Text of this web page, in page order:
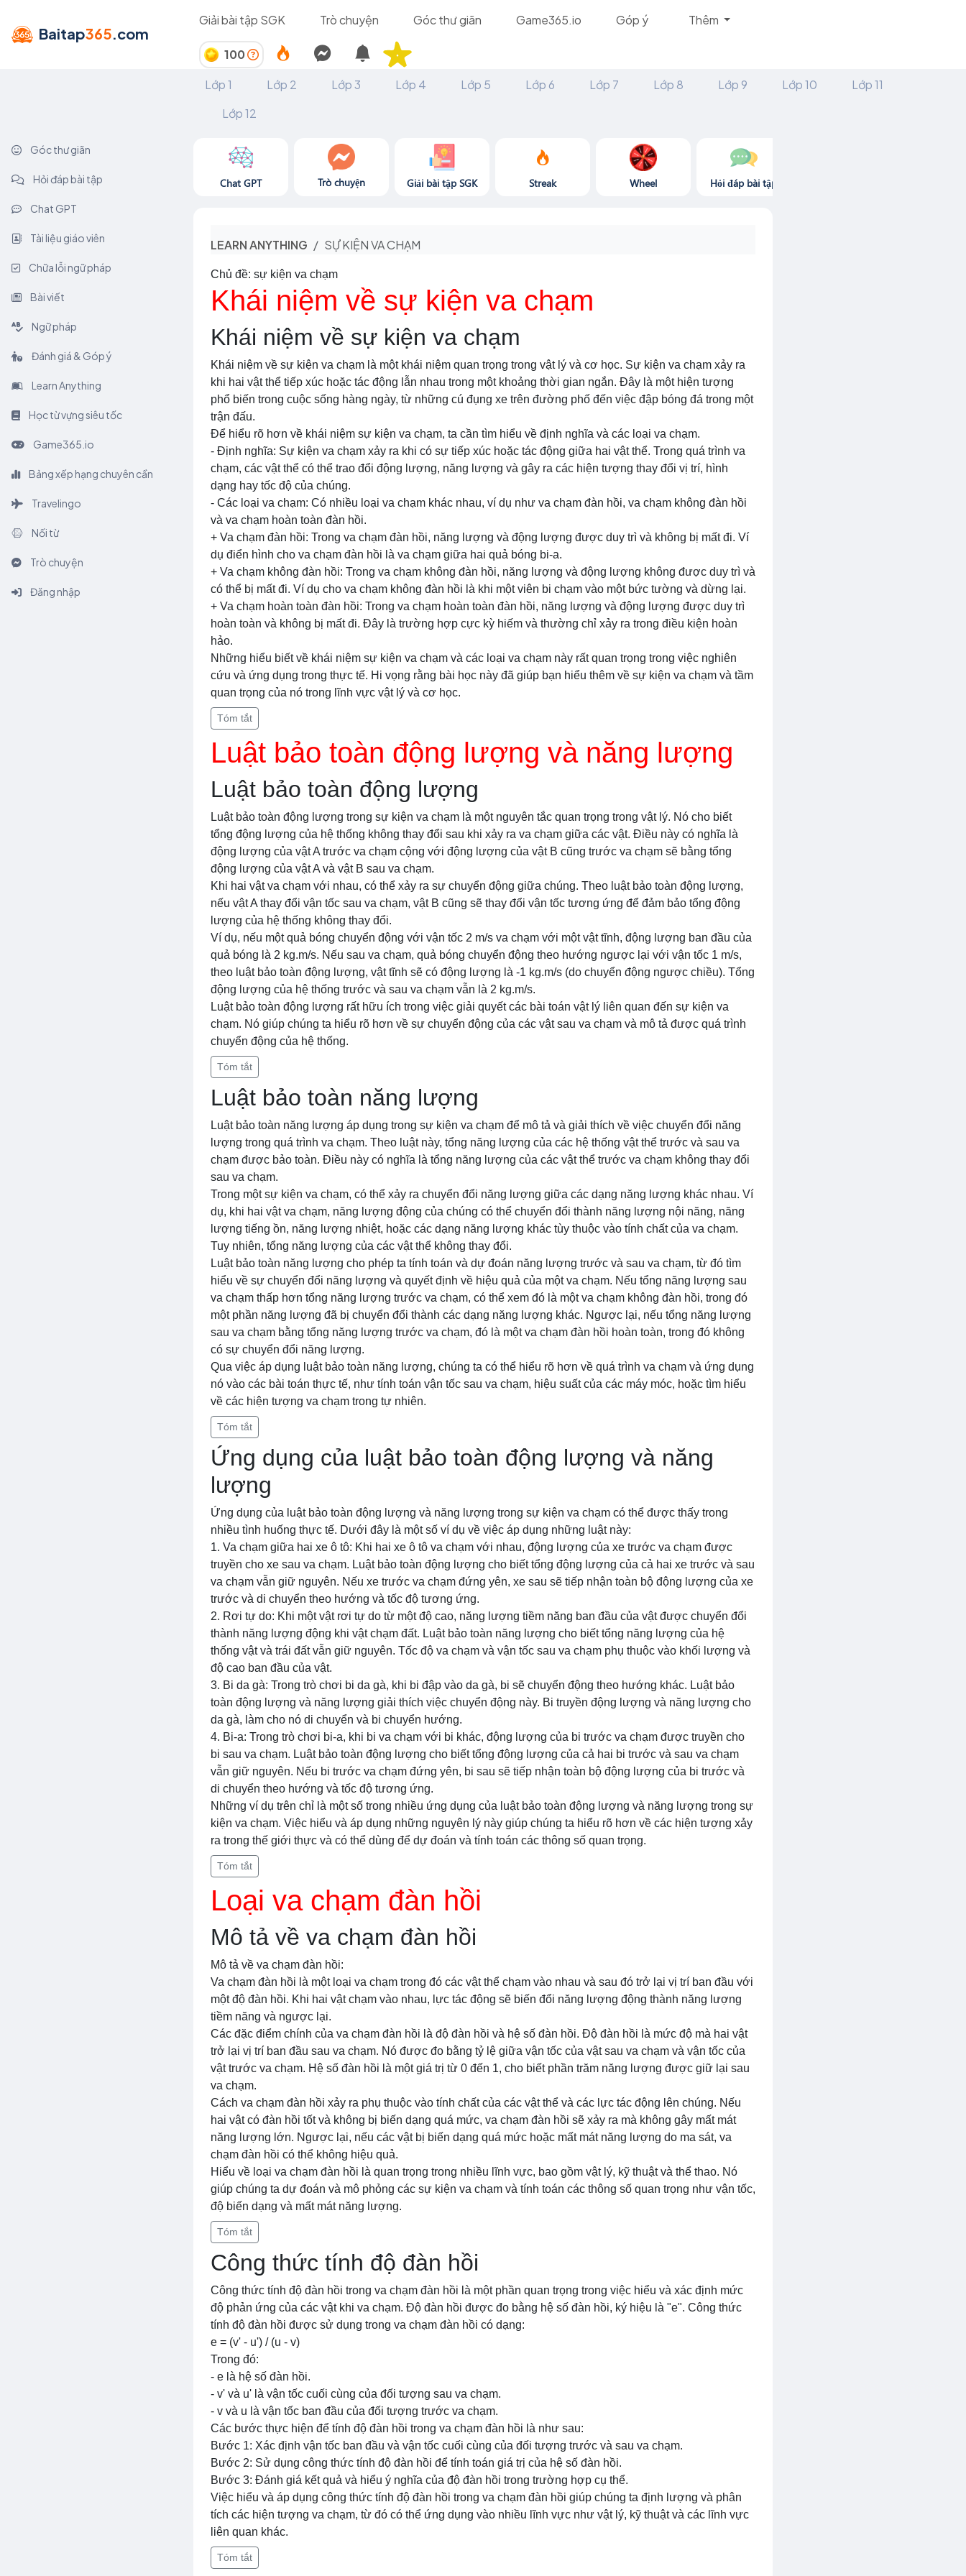
Baitap365.com
Giải bài tập SGK Trò chuyện Góc thư giãn Game365.io Góp ý Thêm
100
Lớp 1
Lớp 2 Lớp 3 Lớp 4 Lớp 5 Lớp 6 Lớp 7 Lớp 8 Lớp 9 Lớp 10
Lớp 11
Lớp 12
Góc thư giãn
Hỏi đáp bài tập
Chat GPT
Tài liệu giáo viên
Chữa lỗi ngữ pháp
Bài viết
Ngữ pháp
Đánh giá & Góp ý
Learn Anything
Học từ vựng siêu tốc
Game365.io
Bảng xếp hạng chuyên cần
Travelingo
Nối từ
Trò chuyện
Đăng nhập
Chat GPT Trò chuyện Giải bài tập SGK Streak Wheel Hỏi đáp bài tập
LEARN ANYTHING SỰ KIỆN VA CHẠM
Chủ đề: sự kiện va chạm
Khái niệm về sự kiện va chạm
Khái niệm về sự kiện va chạm
Khái niệm về sự kiện va chạm là một khái niệm quan trọng trong vật lý và cơ học. Sự kiện va chạm xảy ra
khi hai vật thể tiếp xúc hoặc tác động lẫn nhau trong một khoảng thời gian ngắn. Đây là một hiện tượng
phổ biến trong cuộc sống hàng ngày, từ những cú đụng xe trên đường phố đến việc đập bóng đá trong một
trận đấu.
Để hiểu rõ hơn về khái niệm sự kiện va chạm, ta cần tìm hiểu về định nghĩa và các loại va chạm.
- Định nghĩa: Sự kiện va chạm xảy ra khi có sự tiếp xúc hoặc tác động giữa hai vật thể. Trong quá trình va
chạm, các vật thể có thể trao đổi động lượng, năng lượng và gây ra các hiện tượng thay đổi vị trí, hình
dạng hay tốc độ của chúng.
- Các loại va chạm: Có nhiều loại va chạm khác nhau, ví dụ như va chạm đàn hồi, va chạm không đàn hồi
và va chạm hoàn toàn đàn hồi.
+ Va chạm đàn hồi: Trong va chạm đàn hồi, năng lượng và động lượng được duy trì và không bị mất đi. Ví
dụ điển hình cho va chạm đàn hồi là va chạm giữa hai quả bóng bi-a.
+ Va chạm không đàn hồi: Trong va chạm không đàn hồi, năng lượng và động lượng không được duy trì và
có thể bị mất đi. Ví dụ cho va chạm không đàn hồi là khi một viên bi chạm vào một bức tường và dừng lại.
+ Va chạm hoàn toàn đàn hồi: Trong va chạm hoàn toàn đàn hồi, năng lượng và động lượng được duy trì
hoàn toàn và không bị mất đi. Đây là trường hợp cực kỳ hiếm và thường chỉ xảy ra trong điều kiện hoàn
hảo.
Những hiểu biết về khái niệm sự kiện va chạm và các loại va chạm này rất quan trọng trong việc nghiên
cứu và ứng dụng trong thực tế. Hi vọng rằng bài học này đã giúp bạn hiểu thêm về sự kiện va chạm và tầm
quan trọng của nó trong lĩnh vực vật lý và cơ học.
Tóm tắt
Luật bảo toàn động lượng và năng lượng
Luật bảo toàn động lượng
Luật bảo toàn động lượng trong sự kiện va chạm là một nguyên tắc quan trọng trong vật lý. Nó cho biết
tổng động lượng của hệ thống không thay đổi sau khi xảy ra va chạm giữa các vật. Điều này có nghĩa là
động lượng của vật A trước va chạm cộng với động lượng của vật B cũng trước va chạm sẽ bằng tổng
động lượng của vật A và vật B sau va chạm.
Khi hai vật va chạm với nhau, có thể xảy ra sự chuyển động giữa chúng. Theo luật bảo toàn động lượng,
nếu vật A thay đổi vận tốc sau va chạm, vật B cũng sẽ thay đổi vận tốc tương ứng để đảm bảo tổng động
lượng của hệ thống không thay đổi.
Ví dụ, nếu một quả bóng chuyển động với vận tốc 2 m/s va chạm với một vật tĩnh, động lượng ban đầu của
quả bóng là 2 kg.m/s. Nếu sau va chạm, quả bóng chuyển động theo hướng ngược lại với vận tốc 1 m/s,
theo luật bảo toàn động lượng, vật tĩnh sẽ có động lượng là -1 kg.m/s (do chuyển động ngược chiều). Tổng
động lượng của hệ thống trước và sau va chạm vẫn là 2 kg.m/s.
Luật bảo toàn động lượng rất hữu ích trong việc giải quyết các bài toán vật lý liên quan đến sự kiện va
chạm. Nó giúp chúng ta hiểu rõ hơn về sự chuyển động của các vật sau va chạm và mô tả được quá trình
chuyển động của hệ thống.
Tóm tắt
Luật bảo toàn năng lượng
Luật bảo toàn năng lượng áp dụng trong sự kiện va chạm để mô tả và giải thích về việc chuyển đổi năng
lượng trong quá trình va chạm. Theo luật này, tổng năng lượng của các hệ thống vật thể trước và sau va
chạm được bảo toàn. Điều này có nghĩa là tổng năng lượng của các vật thể trước va chạm không thay đổi
sau va chạm.
Trong một sự kiện va chạm, có thể xảy ra chuyển đổi năng lượng giữa các dạng năng lượng khác nhau. Ví
dụ, khi hai vật va chạm, năng lượng động của chúng có thể chuyển đổi thành năng lượng nội năng, năng
lượng tiếng ồn, năng lượng nhiệt, hoặc các dạng năng lượng khác tùy thuộc vào tính chất của va chạm.
Tuy nhiên, tổng năng lượng của các vật thể không thay đổi.
Luật bảo toàn năng lượng cho phép ta tính toán và dự đoán năng lượng trước và sau va chạm, từ đó tìm
hiểu về sự chuyển đổi năng lượng và quyết định về hiệu quả của một va chạm. Nếu tổng năng lượng sau
va chạm thấp hơn tổng năng lượng trước va chạm, có thể xem đó là một va chạm không đàn hồi, trong đó
một phần năng lượng đã bị chuyển đổi thành các dạng năng lượng khác. Ngược lại, nếu tổng năng lượng
sau va chạm bằng tổng năng lượng trước va chạm, đó là một va chạm đàn hồi hoàn toàn, trong đó không
có sự chuyển đổi năng lượng.
Qua việc áp dụng luật bảo toàn năng lượng, chúng ta có thể hiểu rõ hơn về quá trình va chạm và ứng dụng
nó vào các bài toán thực tế, như tính toán vận tốc sau va chạm, hiệu suất của các máy móc, hoặc tìm hiểu
về các hiện tượng va chạm trong tự nhiên.
Tóm tắt
Ứng dụng của luật bảo toàn động lượng và năng
lượng
Ứng dụng của luật bảo toàn động lượng và năng lượng trong sự kiện va chạm có thể được thấy trong
nhiều tình huống thực tế. Dưới đây là một số ví dụ về việc áp dụng những luật này:
1. Va chạm giữa hai xe ô tô: Khi hai xe ô tô va chạm với nhau, động lượng của xe trước va chạm được
truyền cho xe sau va chạm. Luật bảo toàn động lượng cho biết tổng động lượng của cả hai xe trước và sau
va chạm vẫn giữ nguyên. Nếu xe trước va chạm đứng yên, xe sau sẽ tiếp nhận toàn bộ động lượng của xe
trước và di chuyển theo hướng và tốc độ tương ứng.
2. Rơi tự do: Khi một vật rơi tự do từ một độ cao, năng lượng tiềm năng ban đầu của vật được chuyển đổi
thành năng lượng động khi vật chạm đất. Luật bảo toàn năng lượng cho biết tổng năng lượng của hệ
thống vật và trái đất vẫn giữ nguyên. Tốc độ va chạm và vận tốc sau va chạm phụ thuộc vào khối lượng và
độ cao ban đầu của vật.
3. Bi da gà: Trong trò chơi bi da gà, khi bi đập vào da gà, bi sẽ chuyển động theo hướng khác. Luật bảo
toàn động lượng và năng lượng giải thích việc chuyển động này. Bi truyền động lượng và năng lượng cho
da gà, làm cho nó di chuyển và bi chuyển hướng.
4. Bi-a: Trong trò chơi bi-a, khi bi va chạm với bi khác, động lượng của bi trước va chạm được truyền cho
bi sau va chạm. Luật bảo toàn động lượng cho biết tổng động lượng của cả hai bi trước và sau va chạm
vẫn giữ nguyên. Nếu bi trước va chạm đứng yên, bi sau sẽ tiếp nhận toàn bộ động lượng của bi trước và
di chuyển theo hướng và tốc độ tương ứng.
Những ví dụ trên chỉ là một số trong nhiều ứng dụng của luật bảo toàn động lượng và năng lượng trong sự
kiện va chạm. Việc hiểu và áp dụng những nguyên lý này giúp chúng ta hiểu rõ hơn về các hiện tượng xảy
ra trong thế giới thực và có thể dùng để dự đoán và tính toán các thông số quan trọng.
Tóm tắt
Loại va chạm đàn hồi
Mô tả về va chạm đàn hồi
Mô tả về va chạm đàn hồi:
Va chạm đàn hồi là một loại va chạm trong đó các vật thể chạm vào nhau và sau đó trở lại vị trí ban đầu với
một độ đàn hồi. Khi hai vật chạm vào nhau, lực tác động sẽ biến đổi năng lượng động thành năng lượng
tiềm năng và ngược lại.
Các đặc điểm chính của va chạm đàn hồi là độ đàn hồi và hệ số đàn hồi. Độ đàn hồi là mức độ mà hai vật
trở lại vị trí ban đầu sau va chạm. Nó được đo bằng tỷ lệ giữa vận tốc của vật sau va chạm và vận tốc của
vật trước va chạm. Hệ số đàn hồi là một giá trị từ 0 đến 1, cho biết phần trăm năng lượng được giữ lại sau
va chạm.
Cách va chạm đàn hồi xảy ra phụ thuộc vào tính chất của các vật thể và các lực tác động lên chúng. Nếu
hai vật có đàn hồi tốt và không bị biến dạng quá mức, va chạm đàn hồi sẽ xảy ra mà không gây mất mát
năng lượng lớn. Ngược lại, nếu các vật bị biến dạng quá mức hoặc mất mát năng lượng do ma sát, va
chạm đàn hồi có thể không hiệu quả.
Hiểu về loại va chạm đàn hồi là quan trọng trong nhiều lĩnh vực, bao gồm vật lý, kỹ thuật và thể thao. Nó
giúp chúng ta dự đoán và mô phỏng các sự kiện va chạm và tính toán các thông số quan trọng như vận tốc,
độ biến dạng và mất mát năng lượng.
Tóm tắt
Công thức tính độ đàn hồi
Công thức tính độ đàn hồi trong va chạm đàn hồi là một phần quan trọng trong việc hiểu và xác định mức
độ phản ứng của các vật khi va chạm. Độ đàn hồi được đo bằng hệ số đàn hồi, ký hiệu là "e". Công thức
tính độ đàn hồi được sử dụng trong va chạm đàn hồi có dạng:
e = (v' - u') / (u - v)
Trong đó:
- e là hệ số đàn hồi.
- v' và u' là vận tốc cuối cùng của đối tượng sau va chạm.
- v và u là vận tốc ban đầu của đối tượng trước va chạm.
Các bước thực hiện để tính độ đàn hồi trong va chạm đàn hồi là như sau:
Bước 1: Xác định vận tốc ban đầu và vận tốc cuối cùng của đối tượng trước và sau va chạm.
Bước 2: Sử dụng công thức tính độ đàn hồi để tính toán giá trị của hệ số đàn hồi.
Bước 3: Đánh giá kết quả và hiểu ý nghĩa của độ đàn hồi trong trường hợp cụ thể.
Việc hiểu và áp dụng công thức tính độ đàn hồi trong va chạm đàn hồi giúp chúng ta định lượng và phân
tích các hiện tượng va chạm, từ đó có thể ứng dụng vào nhiều lĩnh vực như vật lý, kỹ thuật và các lĩnh vực
liên quan khác.
Tóm tắt